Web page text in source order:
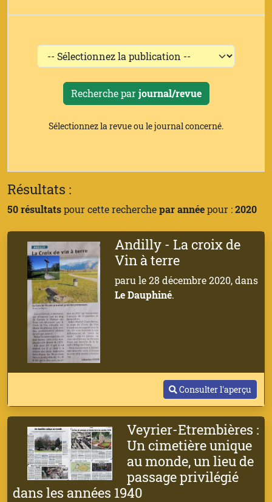
Recherche parjournal/revue
Sélectionnez la revue ou le journal concerné.
Résultats :
50 résultatspour cette recherchepar annéepour :2020
Andilly - La croix de
Vin à terre
paru le 28 décembre 2020, dans
Le Dauphiné.
Consulter l'aperçu
Veyrier-Etrembières :
Un cimetière unique
au monde, un lieu de
passage privilégié
dans les années 1940